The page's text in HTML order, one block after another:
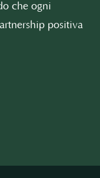
che ogni
positiva